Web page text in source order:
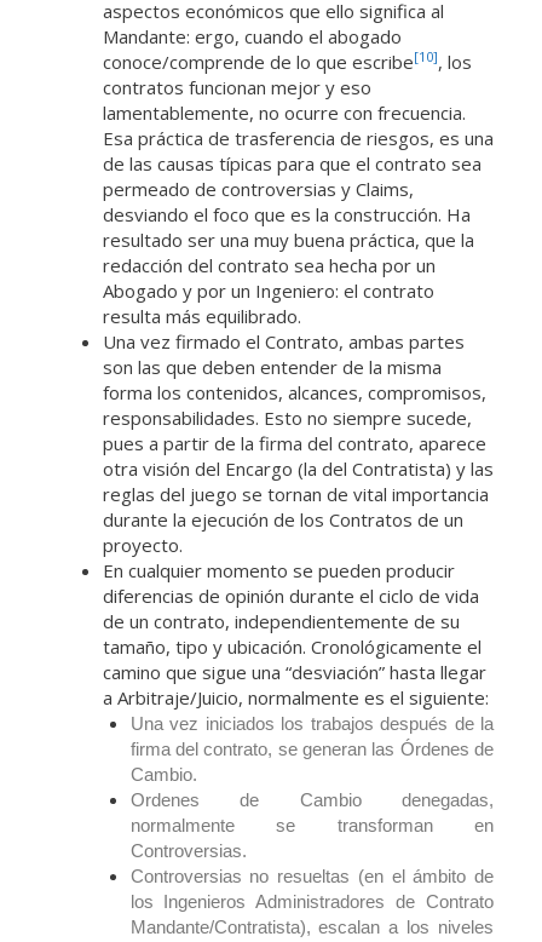
aspectos económicos que ello significa al
Mandante: ergo, cuando el abogado
conoce/comprende de lo que escribe[10], los
contratos funcionan mejor y eso
lamentablemente, no ocurre con frecuencia.
Esa práctica de trasferencia de riesgos, es una
de las causas típicas para que el contrato sea
permeado de controversias y Claims,
desviando el foco que es la construcción. Ha
resultado ser una muy buena práctica, que la
redacción del contrato sea hecha por un
Abogado y por un Ingeniero: el contrato
resulta más equilibrado.
Una vez firmado el Contrato, ambas partes
son las que deben entender de la misma
forma los contenidos, alcances, compromisos,
responsabilidades. Esto no siempre sucede,
pues a partir de la firma del contrato, aparece
otra visión del Encargo (la del Contratista) y las
reglas del juego se tornan de vital importancia
durante la ejecución de los Contratos de un
proyecto.
En cualquier momento se pueden producir
diferencias de opinión durante el ciclo de vida
de un contrato, independientemente de su
tamaño, tipo y ubicación. Cronológicamente el
camino que sigue una “desviación” hasta llegar
a Arbitraje/Juicio, normalmente es el siguiente:
Una vez iniciados los trabajos después de la
firma del contrato, se generan las Órdenes de
Cambio.
Ordenes de Cambio denegadas,
normalmente se transforman en
Controversias.
Controversias no resueltas (en el ámbito de
los Ingenieros Administradores de Contrato
Mandante/Contratista), escalan a los niveles